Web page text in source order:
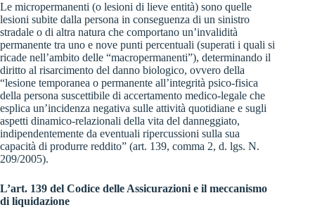
Le micropermanenti (o lesioni di lieve entità) sono quelle
lesioni subite dalla persona in conseguenza di un sinistro
stradale o di altra natura che comportano un’invalidità
permanente tra uno e nove punti percentuali (superati i quali si
ricade nell’ambito delle “macropermanenti”), determinando il
diritto al risarcimento del danno biologico, ovvero della
“lesione temporanea o permanente all’integrità psico-fisica
della persona suscettibile di accertamento medico-legale che
esplica un’incidenza negativa sulle attività quotidiane e sugli
aspetti dinamico-relazionali della vita del danneggiato,
indipendentemente da eventuali ripercussioni sulla sua
capacità di produrre reddito” (art. 139, comma 2, d. lgs. N.
209/2005).
L’art. 139 del Codice delle Assicurazioni e il meccanismo
di liquidazione